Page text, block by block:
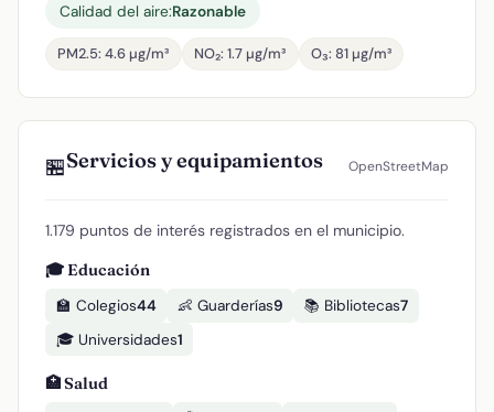
Calidad del aire:Razonable
PM2.5: 4.6 µg/m³ NO₂: 1.7 µg/m³ O₃: 81 µg/m³
🏪Servicios y equipamientos OpenStreetMap
1.179 puntos de interés registrados en el municipio.
🎓 Educación
🏫 Colegios44 👶 Guarderías9 📚 Bibliotecas7
🎓 Universidades1
🏥 Salud